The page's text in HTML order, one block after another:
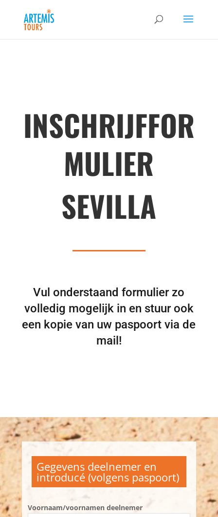
INSCHRIJFFOR
MULIER
SEVILLA
Vul onderstaand formulier zo
volledig mogelijk in en stuur ook
een kopie van uw paspoort via de
mail!
Gegevens deelnemer en
introducé (volgens paspoort)
Voornaam/voornamen deelnemer